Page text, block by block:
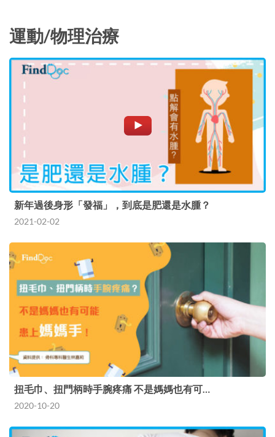
運動/物理治療
新年過後身形「發福」，到底是肥還是水腫？
2021-02-02
扭毛巾、扭門柄時手腕疼痛 不是媽媽也有可…
2020-10-20